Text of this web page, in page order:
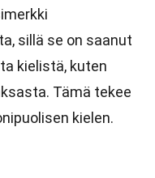
sillä se on saanut
kielistä, kuten
Tämä tekee
kielen.